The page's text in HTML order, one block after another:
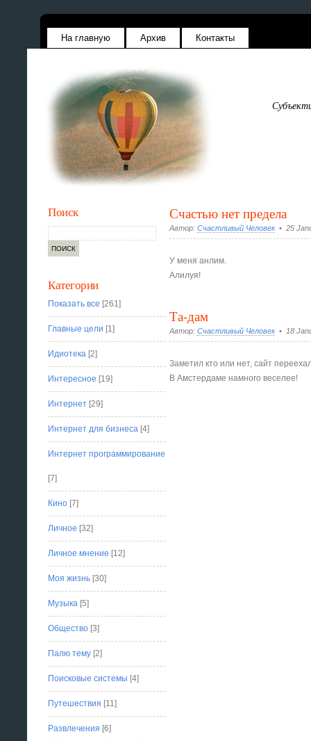
На главную Архив Контакты
Счастью нет предела
Автор:Счастливый Человек• 25
У меня анлим.
Алилуя!
Та-дам
Автор:Счастливый Человек• 18
Заметил кто или нет, сайт
В Амстердаме намного веселее!
Поиск
Категории
Показать все [261]
Главные цели [1]
Идиотека [2]
Интересное [19]
Интернет [29]
Интернет для бизнеса [4]
Интернет программирование
[7]
Кино [7]
Личное [32]
Личное мнение [12]
Моя жизнь [30]
Музыка [5]
Общество [3]
Палю тему [2]
Поисковые системы [4]
Путешествия [11]
Развлечения [6]